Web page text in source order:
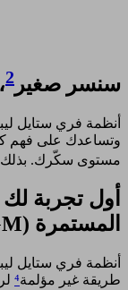
سنسر صغير 2
أنظمة فري ستايل
وتساعدك على فهم
مستوى سكّرك. بذلك
أول تجربة
المستمرة (CGM)؟ إليك كيف تعمل​
طريقة غير مؤلمة⁴